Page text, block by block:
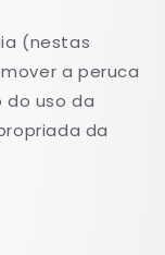
(nestas
a peruca
do uso da
da